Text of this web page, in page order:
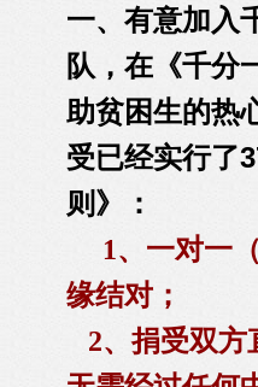
一、有意加入
队，在《千分
助贫困生的热
受已经实行了
则》：
1、一对一
缘结对；
2、捐受双方